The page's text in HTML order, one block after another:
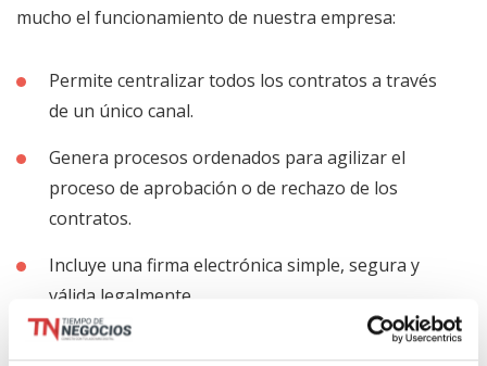
mucho el funcionamiento de nuestra empresa:
Permite centralizar todos los contratos a través
de un único canal.
Genera procesos ordenados para agilizar el
proceso de aprobación o de rechazo de los
contratos.
Incluye una firma electrónica simple, segura y
válida legalmente.
Ofrece firma digital avanzada o digital.